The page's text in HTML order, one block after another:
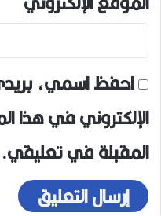
احفظ اسمي،
الإلكتروني في هذا
المقبلة في تعليقي.